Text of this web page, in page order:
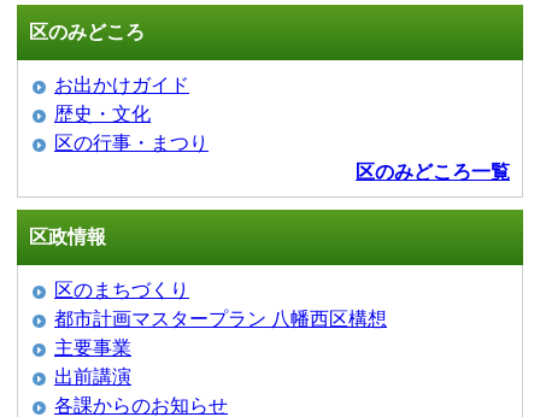
区のみどころ
お出かけガイド
歴史・文化
区の行事・まつり
区のみどころ一覧
区政情報
区のまちづくり
都市計画マスタープラン 八幡西区構想
主要事業
出前講演
各課からのお知らせ